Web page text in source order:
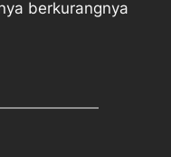
berkurangnya